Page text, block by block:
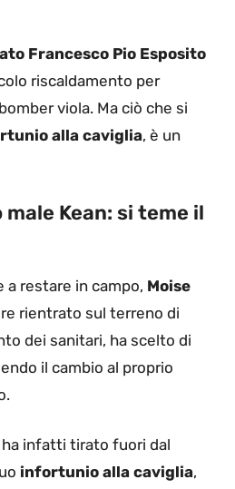
Francesco Pio Esposito
riscaldamento per
viola. Ma ciò che si
alla caviglia, è un
Kean: si teme il
a restare in campo, Moise
rientrato sul terreno di
dei sanitari, ha scelto di
il cambio al proprio
ha infatti tirato fuori dal
infortunio alla caviglia,